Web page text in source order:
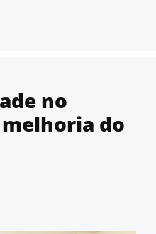
no
do